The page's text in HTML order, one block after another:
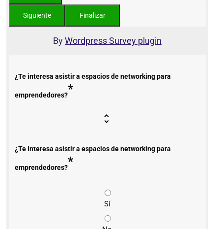
ByWordpress Survey plugin
¿Te interesa asistir a espacios de networking para
emprendedores?*
¿Te interesa asistir a espacios de networking para
emprendedores?*
Sí